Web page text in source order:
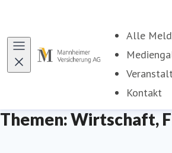
Alle
Kontakt
Themen: Wirtschaft,